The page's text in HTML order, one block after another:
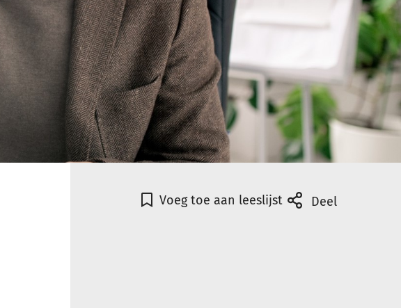
Voeg toe aan leeslijst Deel